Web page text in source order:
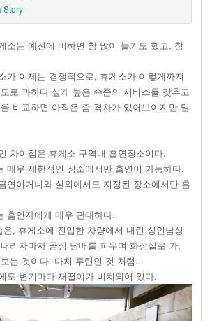
Story
소는 예전에 비하면 참 많이 늘기도 했고, 참
가 이제는 경쟁적으로, 휴게소가 이렇게까지
로 과하다 싶게 높은 수준의 서비스를 갖추고
비교하면 아직은 좀 격차가 있어보이지만 말
차이점은 휴게소 구역내 흡연장소이다.
매우 제한적인 장소에서만 흡연이 가능하다.
연이거니와 실외에서도 지정된 장소에서만 흡
흡연자에게 매우 관대하다.
, 휴게소에 진입한 차량에서 내린 성인남성
리자마자 곧장 담배를 피우며 화장실로 가,
는 것이다. 마치 루틴인 것 처럼...
도 변기마다 재떨이가 비치되어 있다.